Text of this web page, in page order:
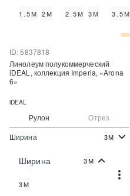
1.5М 2М 2.5М 3М 3.5М
Рулон Отрез
ID: 5837818
Цена:
Линолеум полукоммерческий
iDEAL, коллекция Imperia, «Arona
6»
iDEAL
Ширина 3М
Ширина 3М
3М